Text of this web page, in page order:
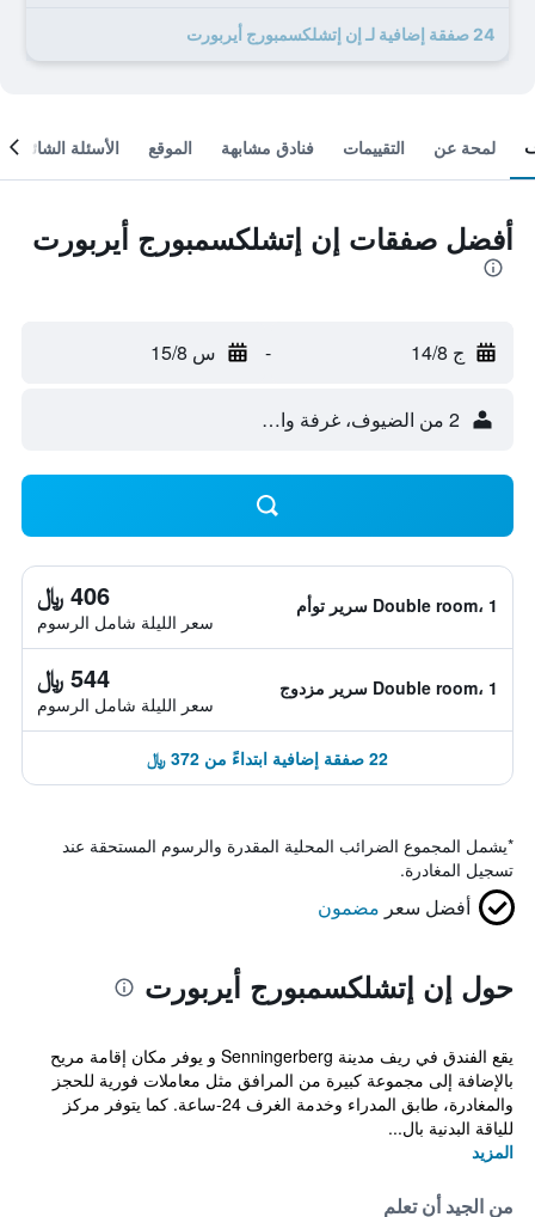
24 صفقة إضافية لـ إن إتشلكسمبورج أيربورت
لمحة عن التقييمات فنادق مشابهة الموقع الأسئلة الشائعة
أفضل صفقات إن إتشلكسمبورج أيربورت
ج 14/8 - س 15/8
2 من الضيوف، غرفة واحدة
Double room، 1 سرير توأم 406 ﷼
سعر الليلة شامل الرسوم
Double room، 1 سرير مزدوج 544 ﷼
سعر الليلة شامل الرسوم
22 صفقة إضافية ابتداءً من 372 ﷼
*يشمل المجموع الضرائب المحلية المقدرة والرسوم المستحقة عند
تسجيل المغادرة.
أفضل سعر مضمون
حول إن إتشلكسمبورج أيربورت
يقع الفندق في ريف مدينة Senningerberg و يوفر مكان إقامة مريح
بالإضافة إلى مجموعة كبيرة من المرافق مثل معاملات فورية للحجز
والمغادرة، طابق المدراء وخدمة الغرف 24-ساعة. كما يتوفر مركز
للياقة البدنية بال...
المزيد
من الجيد أن تعلم